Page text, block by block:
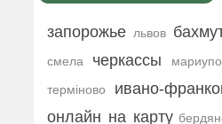
запорожье львов
смела черкассы
терміново
ивано-
онлайн на карту